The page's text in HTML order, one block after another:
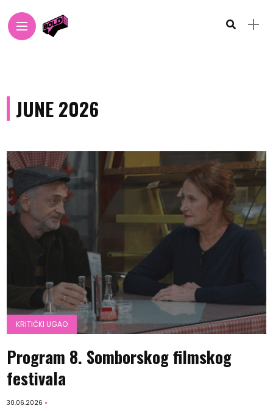
JUNE 2026
KRITIČKI UGAO
Program 8. Somborskog filmskog
festivala
30.06.2026